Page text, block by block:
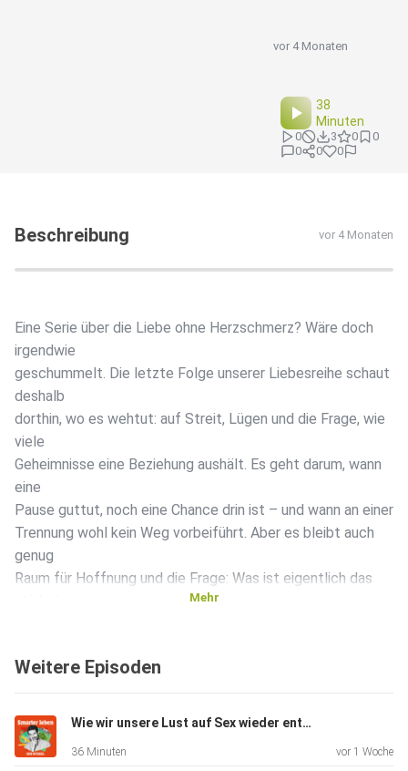
vor 4 Monaten
38
Minuten
0 3 0
0
0
0 0
Beschreibung vor 4 Monaten
Eine Serie über die Liebe ohne Herzschmerz? Wäre doch
irgendwie
geschummelt. Die letzte Folge unserer Liebesreihe schaut
deshalb
dorthin, wo es wehtut: auf Streit, Lügen und die Frage, wie
viele
Geheimnisse eine Beziehung aushält. Es geht darum, wann
eine
Pause guttut, noch eine Chance drin ist – und wann an einer
Trennung wohl kein Weg vorbeiführt. Aber es bleibt auch
genug
Raum für Hoffnung und die Frage: Was ist eigentlich das
Liebes-Crashkurs vom SPIEGEL-Podcast »Smarter leben«.
In fünf
Folgen spricht Host Lenne Kaffka mit der Paarforscherin
Mehr
Weitere Episoden
Wie wir unsere Lust auf Sex wieder entdecken können (mit Stephanie Kossow)
36 Minuten vor 1 Woche